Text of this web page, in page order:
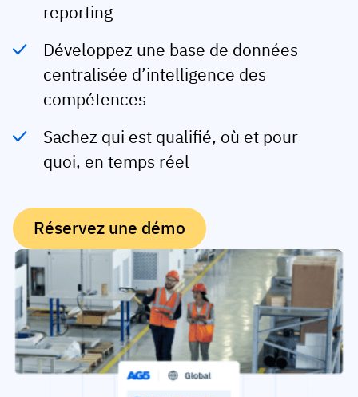
Analyses
Analyse des écarts de compétences
Efficacité de la formation
Tableaux de bord de conformité
Prévisions et tendances
Canpack
Vista
19 mars 2026
avec AG5 Workflows
reporting
Développez une base de données
centralisée d’intelligence des
compétences
Sachez qui est qualifié, où et pour
quoi, en temps réel
Réservez une démo